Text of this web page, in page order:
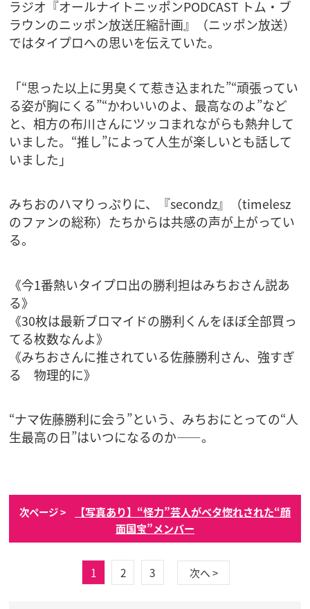
ラジオ『オールナイトニッポンPODCAST トム・ブ
ラウンのニッポン放送圧縮計画』（ニッポン放送）
ではタイプロへの思いを伝えていた。
「“思った以上に男臭くて惹き込まれた”“頑張ってい
る姿が胸にくる”“かわいいのよ、最高なのよ”など
と、相方の布川さんにツッコまれながらも熱弁して
いました。“推し”によって人生が楽しいとも話して
いました」
みちおのハマりっぷりに、『secondz』（timelesz
のファンの総称）たちからは共感の声が上がってい
る。
《今1番熱いタイプロ出の勝利担はみちおさん説あ
る》
《30枚は最新ブロマイドの勝利くんをほぼ全部買っ
てる枚数なんよ》
《みちおさんに推されている佐藤勝利さん、強すぎ
る 物理的に》
“ナマ佐藤勝利に会う”という、みちおにとっての“人
生最高の日”はいつになるのか――。
次ページ >
【写真あり】“怪力”芸人がベタ惚れされた“顔
面国宝”メンバー
1 2 3 次へ >